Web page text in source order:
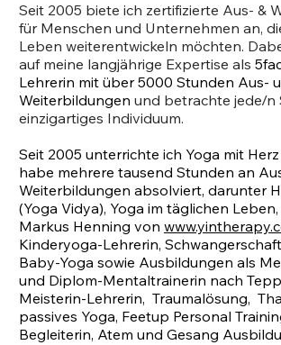
Seit 2005 biete ich zertifizierte Aus- &
für Menschen und Unternehmen an,
Leben weiterentwickeln möchten.
auf meine langjährige Expertise als
Lehrerin mit über 5000 Stunden Aus-
Weiterbildungen und betrachte jede/n
einzigartiges Individuum.
Seit 2005 unterrichte ich Yoga mit
habe mehrere tausend Stunden an
Weiterbildungen absolviert, darunter
(Yoga Vidya), Yoga im täglichen
Markus Henning von
Kinderyoga-Lehrerin,
Baby-Yoga sowie Ausbildungen als
und Diplom-Mentaltrainerin nach
Meisterin-Lehrerin, Traumalösung,
passives Yoga, Feetup Personal
Begleiterin, Atem und Gesang